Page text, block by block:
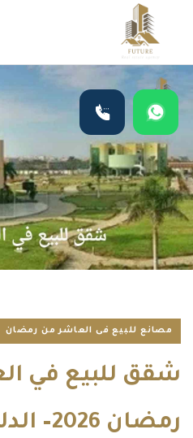
مصانع للبيع فى العاشر من رمضان
شقق للبيع في
رمضان